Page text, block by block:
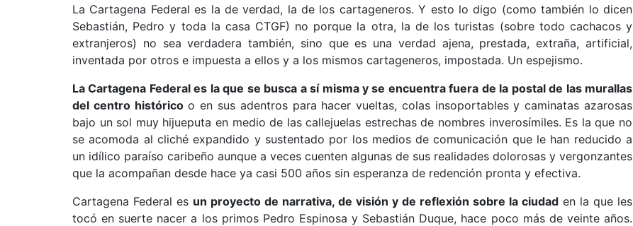
La Cartagena Federal es la de verdad, la de los cartageneros. Y esto lo digo (como también lo dicen
Sebastián, Pedro y toda la casa CTGF) no porque la otra, la de los turistas (sobre todo cachacos y
extranjeros) no sea verdadera también, sino que es una verdad ajena, prestada, extraña, artificial,
inventada por otros e impuesta a ellos y a los mismos cartageneros, impostada. Un espejismo.
La Cartagena Federal es la que se busca a sí misma y se encuentra fuera de la postal de las murallas
del centro históricoo en sus adentros para hacer vueltas, colas insoportables y caminatas azarosas
bajo un sol muy hijueputa en medio de las callejuelas estrechas de nombres inverosímiles. Es la que no
se acomoda al cliché expandido y sustentado por los medios de comunicación que le han reducido a
un idílico paraíso caribeño aunque a veces cuenten algunas de sus realidades dolorosas y vergonzantes
que la acompañan desde hace ya casi 500 años sin esperanza de redención pronta y efectiva.
Cartagena Federal es un proyecto de narrativa, de visión y de reflexión sobre la ciudad en la que les
tocó en suerte nacer a los primos Pedro Espinosa y Sebastián Duque, hace poco más de veinte años.